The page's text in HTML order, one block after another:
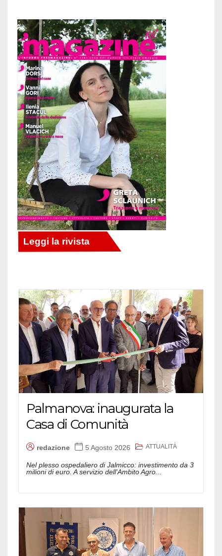
Palmanova: inaugurata la
Casa di Comunità
redazione 5 Agosto 2026 ATTUALITÀ
Nel plesso ospedaliero di Jalmicco: investimento da 3
milioni di euro. A servizio dell'Ambito Agro...